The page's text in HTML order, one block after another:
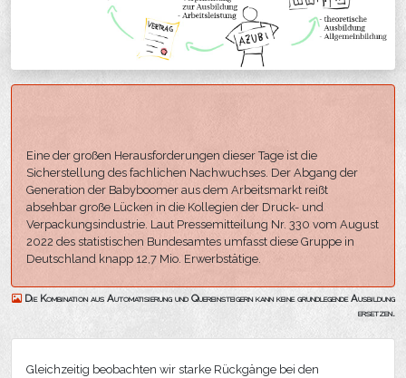
Eine der großen Herausforderungen dieser Tage ist die
Sicherstellung des fachlichen Nachwuchses. Der Abgang der
Generation der Babyboomer aus dem Arbeitsmarkt reißt
absehbar große Lücken in die Kollegien der Druck- und
Verpackungsindustrie. Laut Pressemitteilung Nr. 330 vom August
2022 des statistischen Bundesamtes umfasst diese Gruppe in
Deutschland knapp 12,7 Mio. Erwerbstätige.
Die Kombination aus Automatisierung und Quereinsteigern kann keine grundlegende Ausbildung
ersetzen.
Gleichzeitig beobachten wir starke Rückgänge bei den